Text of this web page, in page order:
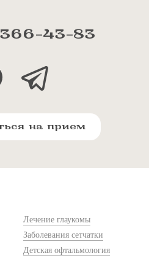
43-83
на прием
Лечение глаукомы
Заболевания сетчатки
Детская офтальмология